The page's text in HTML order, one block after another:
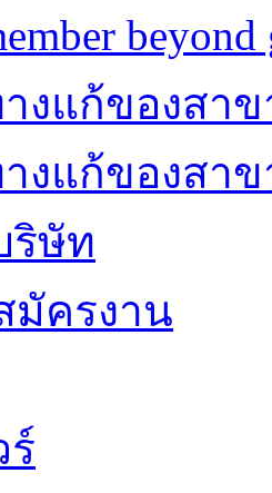
beyond
งแก้ของสา
งแก้ของสา
ริษัท
มัครงาน